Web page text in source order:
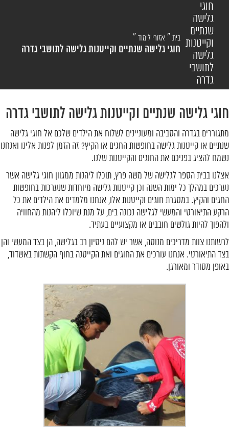
חוגי
גלישה
שנתיים
וקייטנות
גלישה
לתושבי
גדרה
בית » אזורי לימוד »
חוגי גלישה שנתיים וקייטנות גלישה לתושבי גדרה
חוגי גלישה שנתיים וקייטנות גלישה לתושבי גדרה
מתגוררים בגדרה והסביבה ומעוניינים לשלוח את הילדים שלכם אל חוגי גלישה
שנתיים או קייטנות גלישה בחופשות החגים או הקיץ? זה הזמן לפנות אלינו ואנחנו
נשמח להציג בפניכם את החוגים והקייטנות שלנו.
אצלנו בבית הספר לגלישה של משה פרץ, תוכלו ליהנות ממגוון חוגי גלישה אשר
נערכים במהלך כל ימות השנה וכן קייטנות גלישה מיוחדות שנערכות בחופשות
החגים והקיץ. במסגרת חוגים וקייטנות אלו, אנחנו מלמדים את הילדים את כל
הרקע התיאורטי והמעשי לגלישה נכונה בים, על מנת שיוכלו ליהנות מהחוויה
ולהפוך להיות גולשים חובבים או מקצועיים בעתיד.
לרשותנו צוות מדריכים מנוסה, אשר יש להם ניסיון רב בגלישה, הן בצד המעשי והן
בצד התיאורטי. אנחנו עורכים את החוגים ואת הקייטנה בחוף הקשתות באשדוד,
באופן מסודר ומאורגן.